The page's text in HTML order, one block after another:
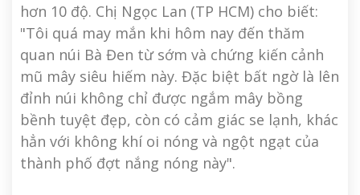
hơn 10 độ. Chị Ngọc Lan (TP HCM) cho biết:
"Tôi quá may mắn khi hôm nay đến thăm
quan núi Bà Đen từ sớm và chứng kiến cảnh
mũ mây siêu hiếm này. Đặc biệt bất ngờ là lên
đỉnh núi không chỉ được ngắm mây bồng
bềnh tuyệt đẹp, còn có cảm giác se lạnh, khác
hẳn với không khí oi nóng và ngột ngạt của
thành phố đợt nắng nóng này".